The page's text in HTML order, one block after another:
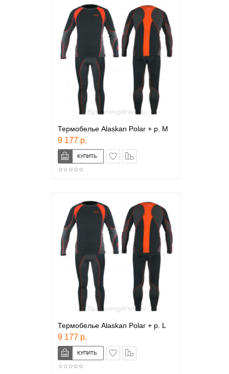
Термобелье Alaskan Polar + р. M
9 177 р.
в закладки
Термобелье Alaskan Polar + р. L
9 177 р.
в закладки